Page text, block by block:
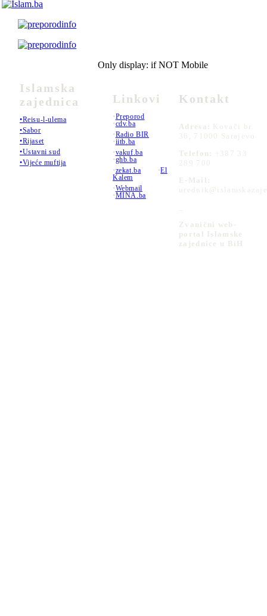
Islamska
zajednica
•Reisu-l-ulema
•Sabor
•Rijaset
•Ustavni sud
•Vijeće muftija
Only display: if NOT Mobile
Linkovi
•Preporod
•cdv.ba
•Radio BIR
•iitb.ba
•vakuf.ba
•ghb.ba
•zekat.ba •El
Kalem
•Webmail
•MINA.ba
Kontakt
Adresa:
Kovači br.
36, 71000 Sarajevo
Telefon:
+387 33
289 700
E-Mail:
Zvanični web-
portal Islamske
zajednice u BiH